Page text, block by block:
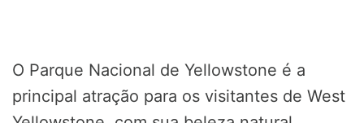
O Parque Nacional de Yellowstone é a
principal atração para os visitantes de West